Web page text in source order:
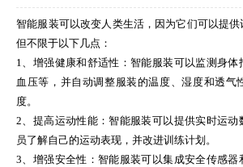
智能服装可以改变人类生活，因为它们可以提
但不限于以下几点：
1、增强健康和舒适性：智能服装可以监测身体
血压等，并自动调整服装的温度、湿度和透气
度。
2、提高运动性能：智能服装可以提供实时运动
员了解自己的运动表现，并改进训练计划。
3、增强安全性：智能服装可以集成安全传感器